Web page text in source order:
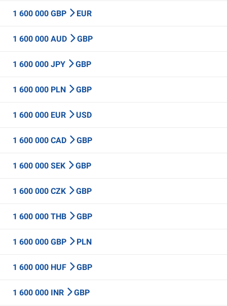
1 600 000 GBP EUR
1 600 000 AUD GBP
1 600 000 JPY GBP
1 600 000 PLN GBP
1 600 000 EUR USD
1 600 000 CAD GBP
1 600 000 SEK GBP
1 600 000 CZK GBP
1 600 000 THB GBP
1 600 000 GBP PLN
1 600 000 HUF GBP
1 600 000 INR GBP